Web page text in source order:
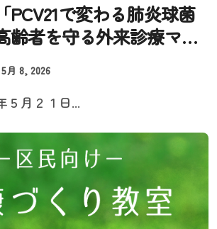
PCV21で変わる肺炎球菌
齢者を守る外来診療マネ
5月 8, 2026
５月２１日...